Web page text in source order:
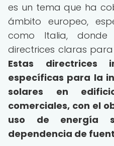
es un tema que ha
ámbito europeo,
como Italia,
directrices claras
Estas directrices
específicas para la
solares en
comerciales, con el
uso de energía
dependencia de